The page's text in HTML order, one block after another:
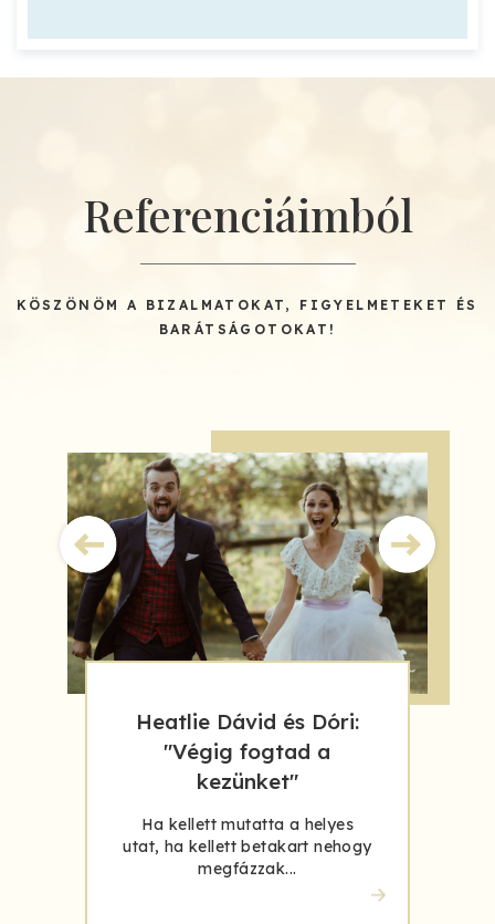
Referenciáimból
KÖSZÖNÖM A BIZALMATOKAT, FIGYELMETEKET ÉS
BARÁTSÁGOTOKAT!
Heatlie Dávid és Dóri:
"Végig fogtad a
kezünket"
Ha kellett mutatta a helyes
utat, ha kellett betakart nehogy
megfázzak...